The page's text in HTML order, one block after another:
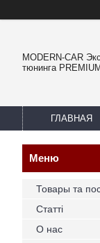
MODERN-CAR
тюнинга
ГЛАВНАЯ
Товары та
Статті
О нас